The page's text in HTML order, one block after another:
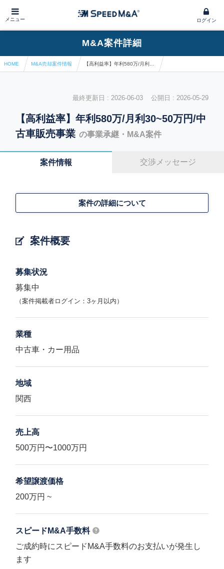
メニュー ログイン
M&A案件詳細
HOME M&A売却案件情報
最終更新日 : 2026-06-03 公開日 : 2026-05-29
【高利益率】年利580万/月利30~50万円/中
古車販売事業 の事業承継・M&A案件
案件情報 交渉メッセージ
案件概要
案件の詳細について
募集状況
募集中
（案件掲載者ログイン：3ヶ月以内）
業種
中古車・カー用品
地域
関西
売上高
500万円〜1000万円
希望譲渡価格
200万円 ~
スピードM&A手数料
ご成約時にスピードM&A手数料のお支払いが発生し
ます